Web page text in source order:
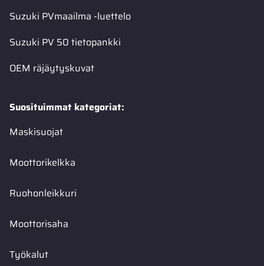
Suzuki PVmaailma -luettelo
Suzuki PV 50 tietopankki
OEM räjäytyskuvat
Suosituimmat kategoriat:
Maskisuojat
Moottorikelkka
Ruohonleikkuri
Moottorisaha
Työkalut